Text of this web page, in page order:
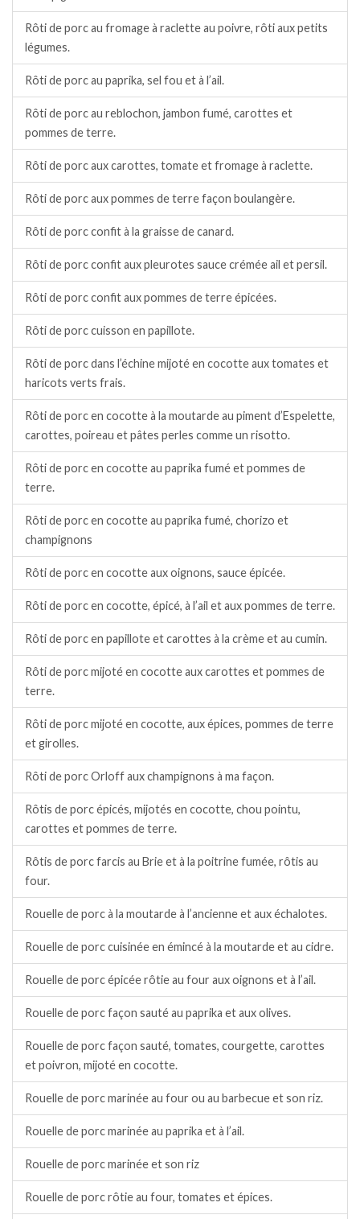
Rôti de porc au fromage à raclette au poivre, rôti aux petits
légumes.
Rôti de porc au paprika, sel fou et à l’ail.
Rôti de porc au reblochon, jambon fumé, carottes et
pommes de terre.
Rôti de porc aux carottes, tomate et fromage à raclette.
Rôti de porc aux pommes de terre façon boulangère.
Rôti de porc confit à la graisse de canard.
Rôti de porc confit aux pleurotes sauce crémée ail et persil.
Rôti de porc confit aux pommes de terre épicées.
Rôti de porc cuisson en papillote.
Rôti de porc dans l’échine mijoté en cocotte aux tomates et
haricots verts frais.
Rôti de porc en cocotte à la moutarde au piment d’Espelette,
carottes, poireau et pâtes perles comme un risotto.
Rôti de porc en cocotte au paprika fumé et pommes de
terre.
Rôti de porc en cocotte au paprika fumé, chorizo et
champignons
Rôti de porc en cocotte aux oignons, sauce épicée.
Rôti de porc en cocotte, épicé, à l’ail et aux pommes de terre.
Rôti de porc en papillote et carottes à la crème et au cumin.
Rôti de porc mijoté en cocotte aux carottes et pommes de
terre.
Rôti de porc mijoté en cocotte, aux épices, pommes de terre
et girolles.
Rôti de porc Orloff aux champignons à ma façon.
Rôtis de porc épicés, mijotés en cocotte, chou pointu,
carottes et pommes de terre.
Rôtis de porc farcis au Brie et à la poitrine fumée, rôtis au
four.
Rouelle de porc à la moutarde à l’ancienne et aux échalotes.
Rouelle de porc cuisinée en émincé à la moutarde et au cidre.
Rouelle de porc épicée rôtie au four aux oignons et à l’ail.
Rouelle de porc façon sauté au paprika et aux olives.
Rouelle de porc façon sauté, tomates, courgette, carottes
et poivron, mijoté en cocotte.
Rouelle de porc marinée au four ou au barbecue et son riz.
Rouelle de porc marinée au paprika et à l’ail.
Rouelle de porc marinée et son riz
Rouelle de porc rôtie au four, tomates et épices.